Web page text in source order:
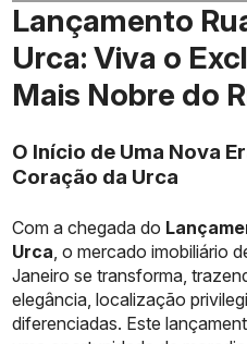
Lançamento
Urca: Viva o
Mais Nobre do
O Início de Uma Nova
Coração da Urca
Com a chegada do
Urca , o mercado imobiliário
Janeiro se transforma,
elegância, localização
diferenciadas. Este